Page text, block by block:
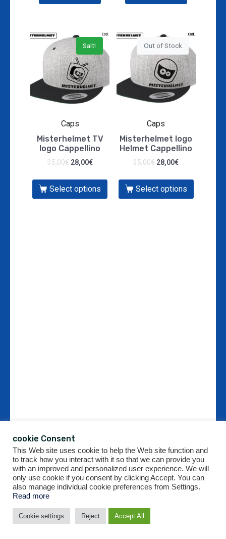
Salt!
Caps
Misterhelmet TV
logo Cappellino
35,00€ 28,00€
Select options
Out of Stock
Caps
Misterhelmet logo
Helmet Cappellino
35,00€ 28,00€
Select options
cookie Consent
This Web site uses cookie to help the Web site function and
to track how you interact with it so that we can provide you
with an improved and personalized user experience. We will
only use cookie if you consent by clicking Accept. You can
also manage individual cookie preferences from Settings.
Read more
Cookie settings Reject Accept All